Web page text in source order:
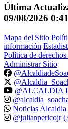
Última
09/08/2026
Mapa del Sitio
información
Política de
Administrar Sitio
@ALCALDIA
@alcaldia_soacha
Noticias Alcaldia
@julianpericojr